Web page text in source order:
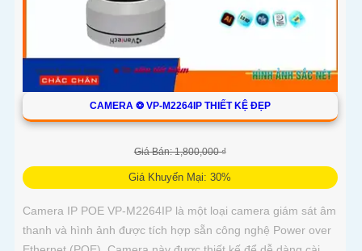
CAMERA ❂ VP-M2264IP THIẾT KỆ ĐẸP
Giá Bán: 1,800,000 ₫
Giá Khuyến Mại: 30%
Camera IP POE VP-M2264IP là một loại camera giám sát âm
thanh và hình ảnh được tích hợp sẵn công nghệ Power over